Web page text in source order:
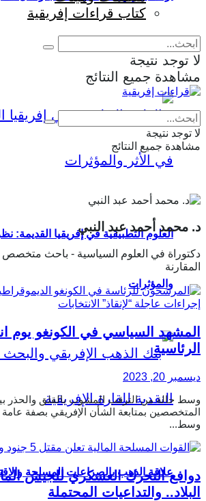
إنتاج الحرب؟
العلوم التطبيقية في إفريقيا القديمة:
والمؤثرات
علاقة الذهب بالصراعات المسلحة
كتاب قراءات إفريقية
لا توجد نتيجة
مشاهدة جميع النتائج
لا توجد نتيجة
مشاهدة جميع النتائج
د. محمد أحمد عبد النبي
دكتوراة في العلوم السياسية - باحث متخصص
المقارنة
المشهد السياسي في الكونغو يوم
الرئاسية
ديسمبر 20, 2023
وسط حالة من الترقب المشوب بالقلق والحذر
المتخصصين بمتابعة الشأن الإفريقي بصفة
وسط...
دوافع التحرك العسكري للجيش
البلاد.. والتداعيات المحتملة